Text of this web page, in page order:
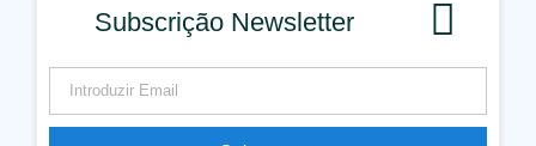
Subscrição Newsletter